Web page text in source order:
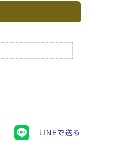
LINEで送る